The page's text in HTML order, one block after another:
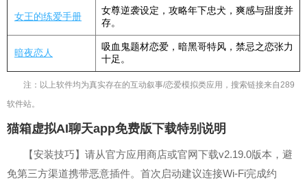
女王的练爱手册
女尊逆袭设定，攻略年下忠犬，爽感与甜度并
存。
暗夜恋人
吸血鬼题材恋爱，暗黑哥特风，禁忌之恋张力
十足。
注：以上软件均为真实存在的互动叙事/恋爱模拟类应用，搜索链接来自289
软件站。
猫箱虚拟AI聊天app免费版下载特别说明
【安装技巧】请从官方应用商店或官网下载v2.19.0版本，避
免第三方渠道携带恶意插件。首次启动建议连接Wi-Fi完成约